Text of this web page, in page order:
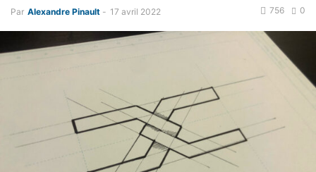
Par Alexandre Pinault - 17 avril 2022 0
756